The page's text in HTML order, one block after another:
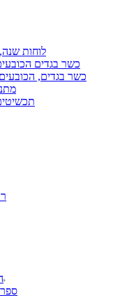
לוחות
כשר בגדים
כשר בגדים,